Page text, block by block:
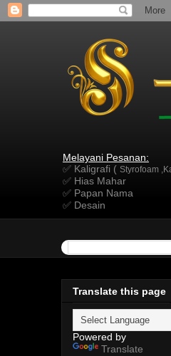
Melayani Pesanan:
✅ Kaligrafi ( Styrofoam
✅ Hias Mahar
✅ Papan Nama
✅ Desain
Translate this page
Powered by
Translate